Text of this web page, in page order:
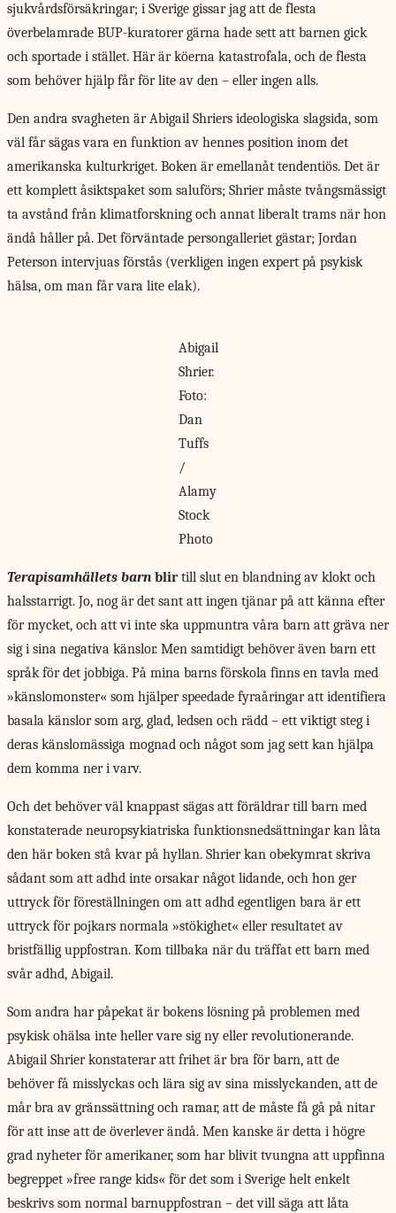
sjukvårdsförsäkringar; i Sverige gissar jag att de flesta
överbelamrade BUP-kuratorer gärna hade sett att barnen gick
och sportade i stället. Här är köerna katastrofala, och de flesta
som behöver hjälp får för lite av den – eller ingen alls.
Den andra svagheten är Abigail Shriers ideologiska slagsida, som
väl får sägas vara en funktion av hennes position inom det
amerikanska kulturkriget. Boken är emellanåt tendentiös. Det är
ett komplett åsiktspaket som saluförs; Shrier måste tvångsmässigt
ta avstånd från klimatforskning och annat liberalt trams när hon
ändå håller på. Det förväntade persongalleriet gästar; Jordan
Peterson intervjuas förstås (verkligen ingen expert på psykisk
hälsa, om man får vara lite elak).
Abigail
Shrier.
Foto:
Dan
Tuffs
/
Alamy
Stock
Photo
Terapisamhällets barn blirtill slut en blandning av klokt och
halsstarrigt. Jo, nog är det sant att ingen tjänar på att känna efter
för mycket, och att vi inte ska uppmuntra våra barn att gräva ner
sig i sina negativa känslor. Men samtidigt behöver även barn ett
språk för det jobbiga. På mina barns förskola finns en tavla med
»känslomonster« som hjälper speedade fyraåringar att identifiera
basala känslor som arg, glad, ledsen och rädd – ett viktigt steg i
deras känslomässiga mognad och något som jag sett kan hjälpa
dem komma ner i varv.
Och det behöver väl knappast sägas att föräldrar till barn med
konstaterade neuropsykiatriska funktionsnedsättningar kan låta
den här boken stå kvar på hyllan. Shrier kan obekymrat skriva
sådant som att adhd inte orsakar något lidande, och hon ger
uttryck för föreställningen om att adhd egentligen bara är ett
uttryck för pojkars normala »stökighet« eller resultatet av
bristfällig uppfostran. Kom tillbaka när du träffat ett barn med
svår adhd, Abigail.
Som andra har påpekat är bokens lösning på problemen med
psykisk ohälsa inte heller vare sig ny eller revolutionerande.
Abigail Shrier konstaterar att frihet är bra för barn, att de
behöver få misslyckas och lära sig av sina misslyckanden, att de
mår bra av gränssättning och ramar, att de måste få gå på nitar
för att inse att de överlever ändå. Men kanske är detta i högre
grad nyheter för amerikaner, som har blivit tvungna att uppfinna
begreppet »free range kids« för det som i Sverige helt enkelt
beskrivs som normal barnuppfostran – det vill säga att låta